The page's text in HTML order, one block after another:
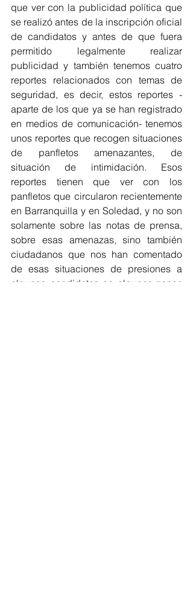
que ver con la publicidad política que
se realizó antes de la inscripción oficial
de candidatos y antes de que fuera
permitido legalmente realizar
publicidad y también tenemos cuatro
reportes relacionados con temas de
seguridad, es decir, estos reportes -
aparte de los que ya se han registrado
en medios de comunicación- tenemos
unos reportes que recogen situaciones
de panfletos amenazantes, de
situación de intimidación. Esos
reportes tienen que ver con los
panfletos que circularon recientemente
en Barranquilla y en Soledad, y no son
solamente sobre las notas de prensa,
sobre esas amenazas, sino también
ciudadanos que nos han comentado
de esas situaciones de presiones a
algunos candidatos en algunas zonas